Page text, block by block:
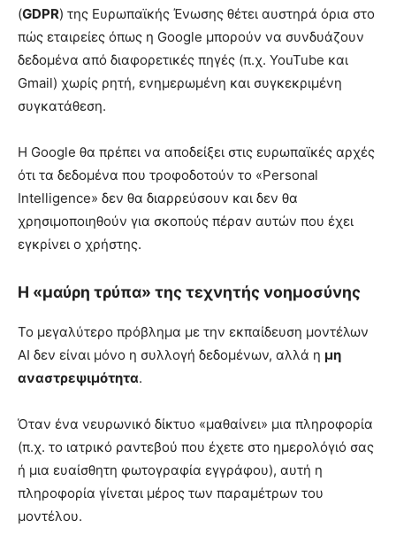
(GDPR) της Ευρωπαϊκής Ένωσης θέτει αυστηρά όρια στο
πώς εταιρείες όπως η Google μπορούν να συνδυάζουν
δεδομένα από διαφορετικές πηγές (π.χ. YouTube και
Gmail) χωρίς ρητή, ενημερωμένη και συγκεκριμένη
συγκατάθεση.
Η Google θα πρέπει να αποδείξει στις ευρωπαϊκές αρχές
ότι τα δεδομένα που τροφοδοτούν το «Personal
Intelligence» δεν θα διαρρεύσουν και δεν θα
χρησιμοποιηθούν για σκοπούς πέραν αυτών που έχει
εγκρίνει ο χρήστης.
Η «μαύρη τρύπα» της τεχνητής νοημοσύνης
Το μεγαλύτερο πρόβλημα με την εκπαίδευση μοντέλων
AI δεν είναι μόνο η συλλογή δεδομένων, αλλά η μη
αναστρεψιμότητα.
Όταν ένα νευρωνικό δίκτυο «μαθαίνει» μια πληροφορία
(π.χ. το ιατρικό ραντεβού που έχετε στο ημερολόγιό σας
ή μια ευαίσθητη φωτογραφία εγγράφου), αυτή η
πληροφορία γίνεται μέρος των παραμέτρων του
μοντέλου.